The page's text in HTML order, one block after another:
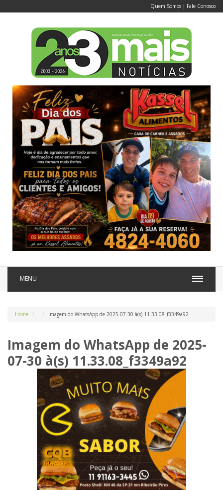
Quem Somos | Fale Conosco
MENU
Home Imagem do WhatsApp de 2025-07-30 à(s) 11.33.08_f3349a92
Imagem do WhatsApp de 2025-
07-30 à(s) 11.33.08_f3349a92